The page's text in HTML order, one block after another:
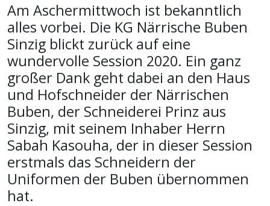
Am Aschermittwoch ist bekanntlich
alles vorbei. Die KG Närrische Buben
Sinzig blickt zurück auf eine
wundervolle Session 2020. Ein ganz
großer Dank geht dabei an den Haus
und Hofschneider der Närrischen
Buben, der Schneiderei Prinz aus
Sinzig, mit seinem Inhaber Herrn
Sabah Kasouha, der in dieser Session
erstmals das Schneidern der
Uniformen der Buben übernommen
hat.